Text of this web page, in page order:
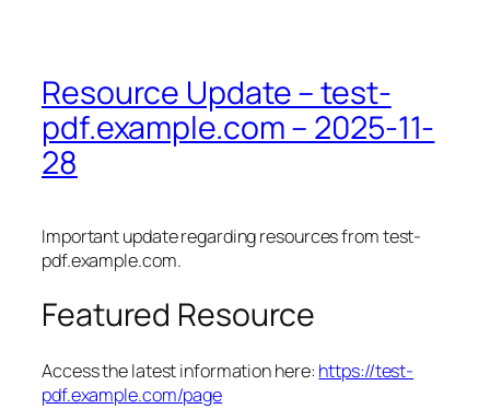
Resource Update – test-
pdf.example.com – 2025-11-
28
Important update regarding resources from test-
pdf.example.com.
Featured Resource
Access the latest information here: https://test-
pdf.example.com/page